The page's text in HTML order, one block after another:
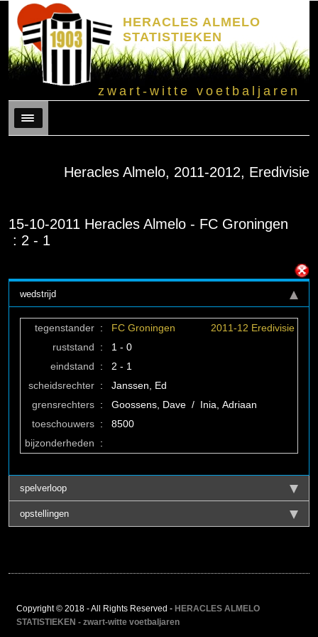
HERACLES ALMELO
STATISTIEKEN
zwart-witte voetbaljaren
Menu
Heracles Almelo, 2011-2012, Eredivisie
15-10-2011 Heracles Almelo - FC Groningen
: 2 - 1
wedstrijd
tegenstander : FC Groningen
2011-12 Eredivisie
ruststand
:
1 - 0
eindstand
:
2 - 1
scheidsrechter :
Janssen, Ed
grensrechters :
Goossens, Dave / Inia, Adriaan
toeschouwers :
8500
bijzonderheden
:
spelverloop
opstellingen
Copyright © 2018 - All Rights Reserved - HERACLES ALMELO
STATISTIEKEN - zwart-witte voetbaljaren